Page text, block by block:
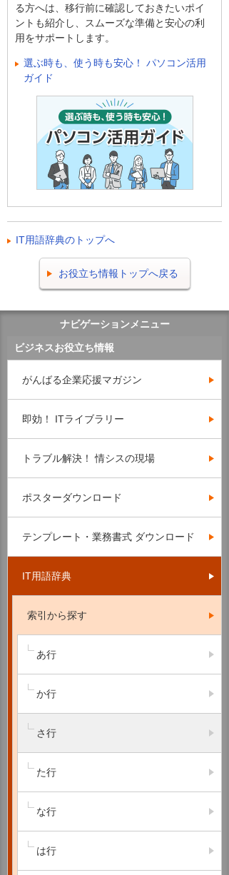
る方へは、移行前に確認しておきたいポイ
ントも紹介し、スムーズな準備と安心の利
用をサポートします。
選ぶ時も、使う時も安心！ パソコン活用
ガイド
IT用語辞典のトップへ
お役立ち情報トップへ戻る
ナビゲーションメニュー
ビジネスお役立ち情報
がんばる企業応援マガジン
即効！ ITライブラリー
トラブル解決！ 情シスの現場
ポスターダウンロード
テンプレート・業務書式 ダウンロード
IT用語辞典
索引から探す
あ行
か行
さ行
た行
な行
は行